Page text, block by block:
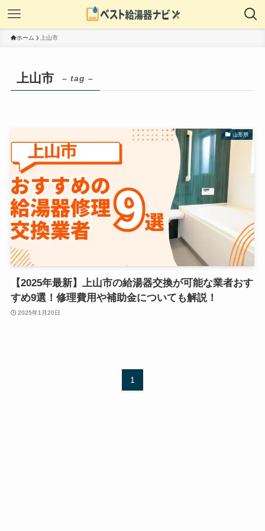
ホーム 上山市
上山市 – tag –
山形県
【2025年最新】上山市の給湯器交換が可能な業者おす
すめ9選！修理費用や補助金についても解説！
2025年1月20日
1